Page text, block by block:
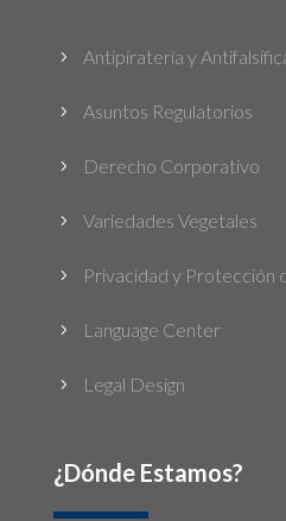
5 Antipiratería y
5 Asuntos Regulatorios
5 Derecho Corporativo
5 Variedades Vegetales
5 Privacidad y Protección
5 Language Center
5 Legal Design
¿Dónde Estamos?